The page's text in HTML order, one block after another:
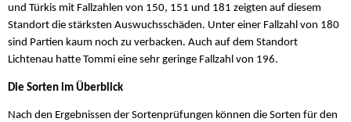
und Türkis mit Fallzahlen von 150, 151 und 181 zeigten auf diesem
Standort die stärksten Auswuchsschäden. Unter einer Fallzahl von 180
sind Partien kaum noch zu verbacken. Auch auf dem Standort
Lichtenau hatte Tommi eine sehr geringe Fallzahl von 196.
Die Sorten im Überblick
Nach den Ergebnissen der Sortenprüfungen können die Sorten für den